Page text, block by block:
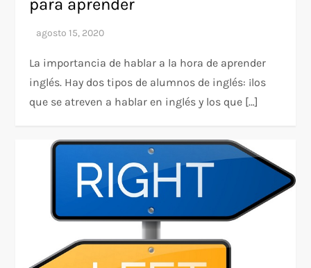
para aprender
La importancia de hablar a la hora de aprender
inglés. Hay dos tipos de alumnos de inglés: ¡los
que se atreven a hablar en inglés y los que […]